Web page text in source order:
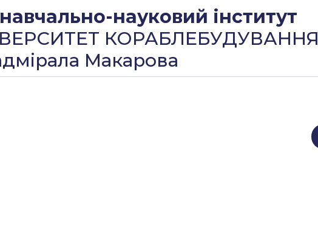
науковий інститут
КОРАБЛЕБУДУВАННЯ
Макарова